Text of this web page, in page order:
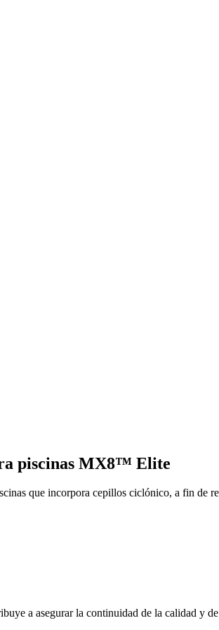
piscinas MX8™ Elite
que incorpora cepillos ciclónico, a fin de
a asegurar la continuidad de la calidad y